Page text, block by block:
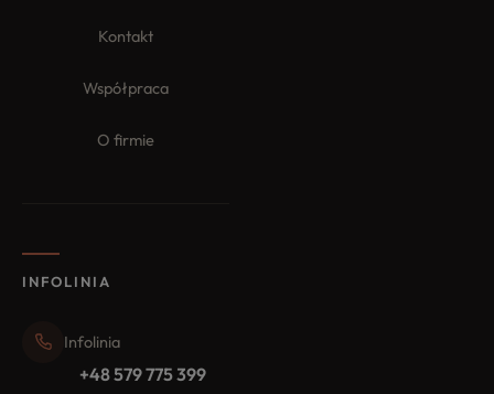
Kontakt
Współpraca
O firmie
INFOLINIA
Infolinia
+48 579 775 399